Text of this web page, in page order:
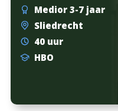
Medior 3-7 jaar
Sliedrecht
40 uur
HBO